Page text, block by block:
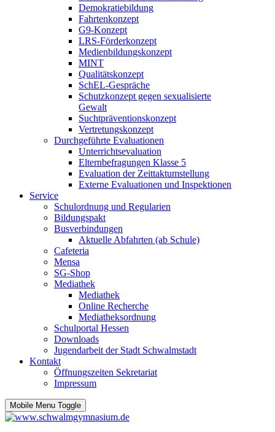
Demokratiebildung
Fahrtenkonzept
G9-Konzept
LRS-Förderkonzept
Medienbildungskonzept
MINT
Qualitätskonzept
SchEL-Gespräche
Schutzkonzept gegen sexualisierte
Gewalt
Suchtpräventionskonzept
Vertretungskonzept
Durchgeführte Evaluationen
Unterrichtsevaluation
Elternbefragungen Klasse 5
Evaluation der Zeittaktumstellung
Externe Evaluationen und Inspektionen
Service
Schulordnung und Regularien
Bildungspakt
Busverbindungen
Aktuelle Abfahrten (ab Schule)
Cafeteria
Mensa
SG-Shop
Mediathek
Mediathek
Online Recherche
Mediatheksordnung
Schulportal Hessen
Downloads
Jugendarbeit der Stadt Schwalmstadt
Kontakt
Öffnungszeiten Sekretariat
Impressum
Mobile Menu Toggle